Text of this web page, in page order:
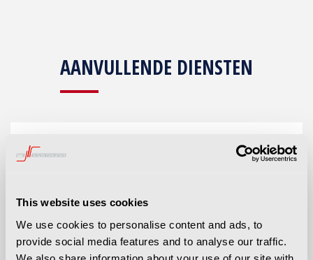
This website uses cookies
We use cookies to personalise content and ads, to
provide social media features and to analyse our traffic.
AANVULLENDE DIENSTEN
G&T Intern Transport biedt verschillende
servicepakketten aan om de levensduur van
bijvoorbeeld uw veeg- en schrobmachines te